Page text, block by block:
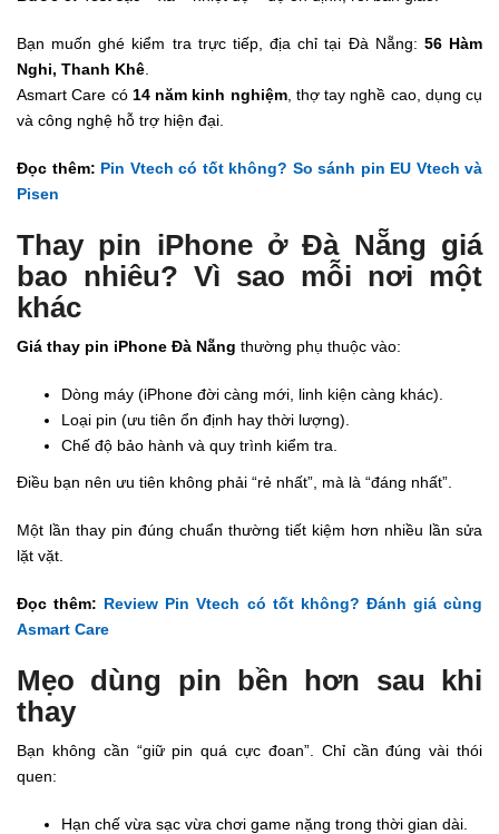
Bạn muốn ghé kiểm tra trực tiếp, địa chỉ tại Đà Nẵng: 56 Hàm
Nghi, Thanh Khê
Asmart Care có 14 năm kinh nghiệm, thợ tay nghề cao, dụng cụ
và công nghệ hỗ trợ hiện đại.
Đọc thêm: Pin Vtech có tốt không? So sánh pin EU Vtech và
Pisen
Thay pin iPhone ở Đà Nẵng giá
bao nhiêu? Vì sao mỗi nơi một
khác
Giá thay pin iPhone Đà Nẵng thường phụ thuộc vào:
Dòng máy (iPhone đời càng mới, linh kiện càng khác).
Loại pin (ưu tiên ổn định hay thời lượng).
Chế độ bảo hành và quy trình kiểm tra.
Điều bạn nên ưu tiên không phải “rẻ nhất”, mà là “đáng nhất”.
Một lần thay pin đúng chuẩn thường tiết kiệm hơn nhiều lần sửa
lặt vặt.
Đọc thêm: Review Pin Vtech có tốt không? Đánh giá cùng
Asmart Care
Mẹo dùng pin bền hơn sau khi
thay
Bạn không cần “giữ pin quá cực đoan”. Chỉ cần đúng vài thói
quen:
Hạn chế vừa sạc vừa chơi game nặng trong thời gian dài.